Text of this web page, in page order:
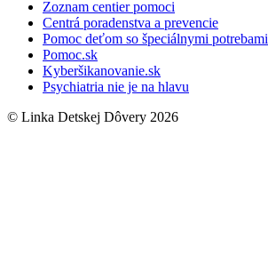
Zoznam centier pomoci
Centrá poradenstva a prevencie
Pomoc deťom so špeciálnymi potrebami
Pomoc.sk
Kyberšikanovanie.sk
Psychiatria nie je na hlavu
© Linka Detskej Dôvery 2026